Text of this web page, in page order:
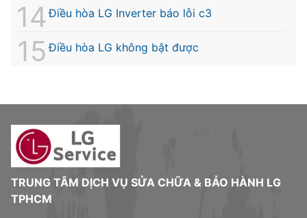
Điều hòa LG Inverter báo lỗi c3
Điều hòa LG không bật được
TRUNG TÂM DỊCH VỤ SỬA CHỮA & BẢO HÀNH LG
TPHCM